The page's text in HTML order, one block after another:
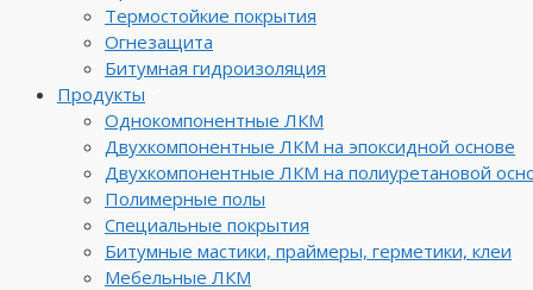
Термостойкие покрытия
Огнезащита
Битумная гидроизоляция
Продукты
Однокомпонентные ЛКМ
Двухкомпонентные ЛКМ на эпоксидной основе
Двухкомпонентные ЛКМ на полиуретановой
Полимерные полы
Специальные покрытия
Битумные мастики, праймеры, герметики, клеи
Мебельные ЛКМ